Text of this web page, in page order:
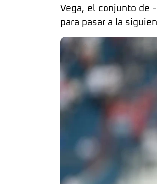
Vega, el conjunto de
para pasar a la